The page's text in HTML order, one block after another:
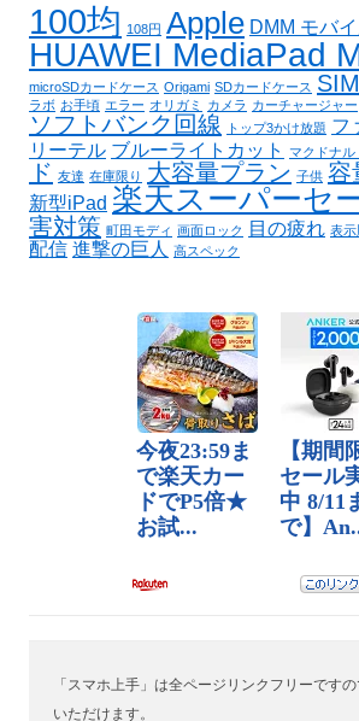
100均 108円 Apple DMM モバ
HUAWEI MediaPad
microSDカードケース Origami SDカードケース
ラボ お手頃 エラー オリガミ カメラ カーチャージャー
ソフトバンク回線 トップ3かけ放題 フ
リーテル ブルーライトカット マクドナル
ド 友達 在庫限り 大容量プラン 子供 容
新型iPad 楽天スーパーセ
害対策 町田モディ 画面ロック 目の疲れ 表示
配信 進撃の巨人 高スペック
「スマホ上手」は全ページリンクフリーです
いただけます。